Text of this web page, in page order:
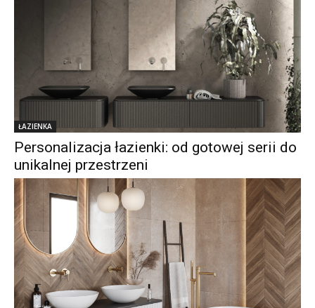
ŁAZIENKA
Personalizacja łazienki: od gotowej serii do
unikalnej przestrzeni